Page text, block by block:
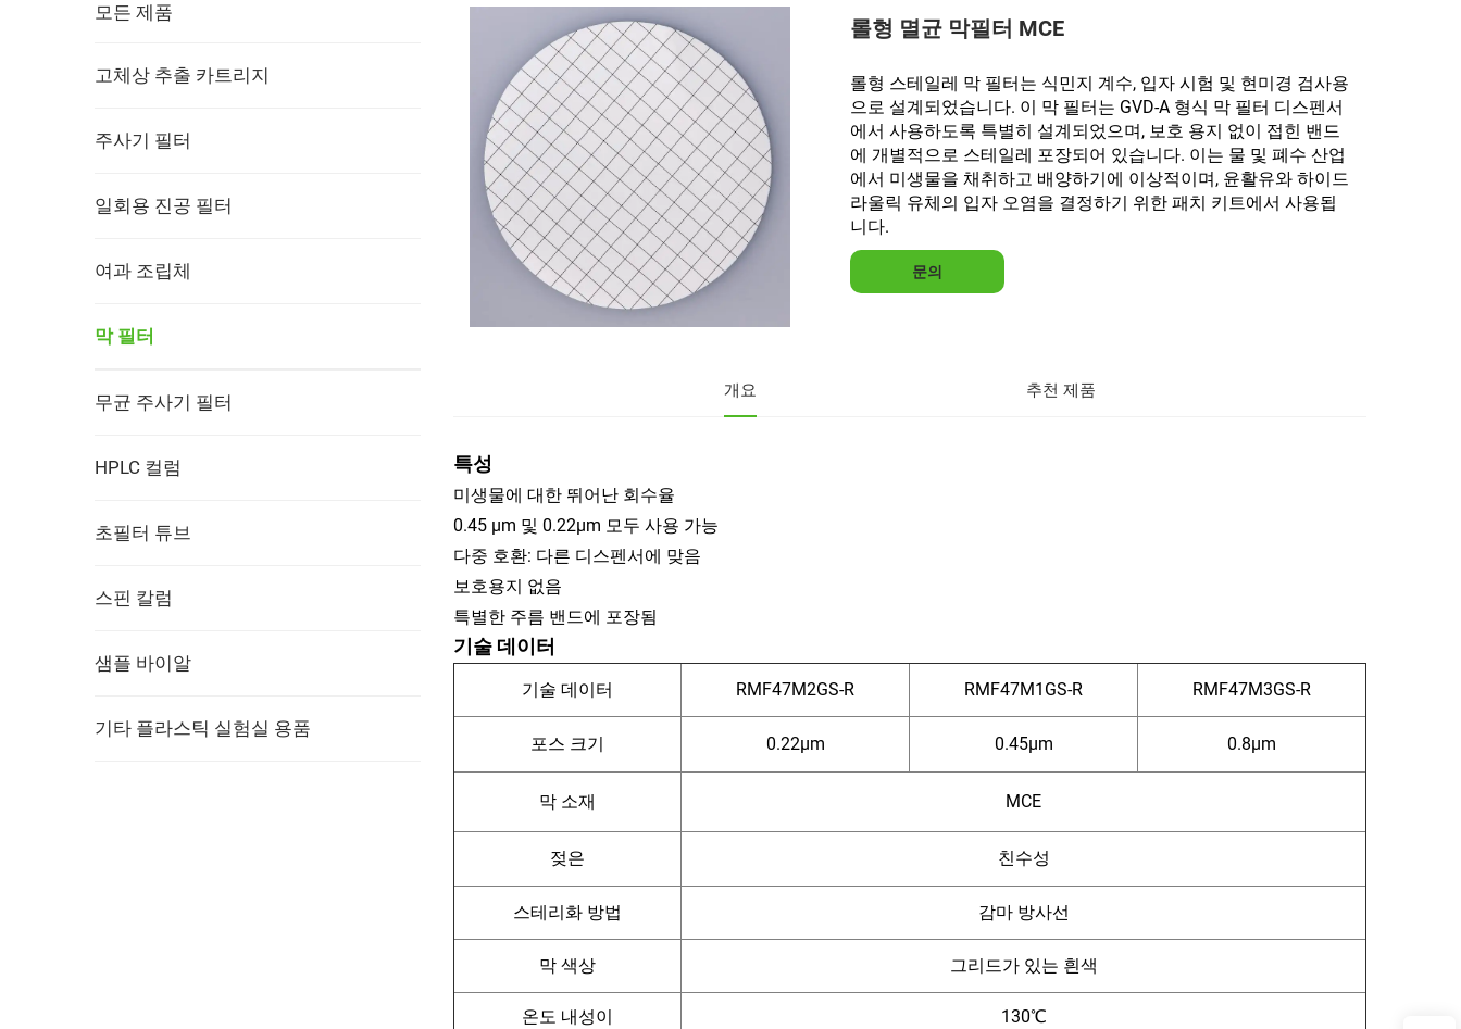
모든 제품
고체상 추출 카트리지
주사기 필터
일회용 진공 필터
여과 조립체
막 필터
무균 주사기 필터
HPLC 컬럼
초필터 튜브
스핀 칼럼
샘플 바이알
기타 플라스틱 실험실 용품
롤형 멸균 막필터 MCE
롤형 스테일레 막 필터는 식민지 계수, 입자 시험 및 현미경 검사용
으로 설계되었습니다. 이 막 필터는 GVD-A 형식 막 필터 디스펜서
에서 사용하도록 특별히 설계되었으며, 보호 용지 없이 접힌 밴드
에 개별적으로 스테일레 포장되어 있습니다. 이는 물 및 폐수 산업
에서 미생물을 채취하고 배양하기에 이상적이며, 윤활유와 하이드
라울릭 유체의 입자 오염을 결정하기 위한 패치 키트에서 사용됩
니다.
문의
개요 추천 제품
특성
미생물에 대한 뛰어난 회수율
0.45 µm 및 0.22µm 모두 사용 가능
다중 호환: 다른 디스펜서에 맞음
보호용지 없음
특별한 주름 밴드에 포장됨
기술 데이터
기술 데이터 RMF47M2GS-R RMF47M1GS-R RMF47M3GS-R
포스 크기 0.22μm 0.45μm 0.8μm
막 소재 MCE
젖은 친수성
스테리화 방법 감마 방사선
막 색상 그리드가 있는 흰색
온도 내성이 130℃